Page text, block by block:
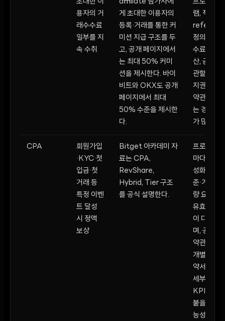
초대한 이
용자의 거
래수수료
일부를 지
속 수취
affiliate 참가자에
게 초대한 이용자의
등록·거래를 통한 커
미션 지급 구조를 두
고, 공개 페이지에서
는 최대 50% 커미
션을 제시한다. 바이
비트와 OKX도 공개
페이지에서 최대
50% 수준을 제시한
다.
프로그
램, 적격
referral
정의, 수
수료 정
산, 금지
관할, 해
지권이
약관화되
는 경우
가 많다.
CPA
회원가입
·KYC·첫
입금·첫
거래 등
특정 이벤
트 달성
시 정액
보상
Bitget 아카데미 자
료는 CPA,
RevShare,
Hybrid, Tier 구조
를 공식 설명한다.
프로그램
마다 활
성화 기
준·거래
량 요건·
유효기간
이 다르
며, 공개
약관보다
개별 계
약서에서
세부
KPI가
붙을 가
능성이